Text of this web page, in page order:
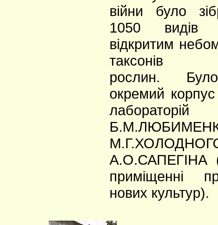
війни було
1050 видів
відкритим
таксонів
рослин.
окремий
А.О.САПЕГІНА
приміщенні
нових культур).